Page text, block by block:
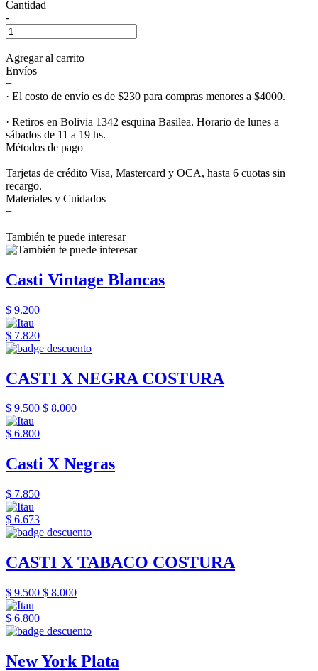
Cantidad
-
+
Agregar al carrito
Envíos
+
· El costo de envío es de $230 para compras menores a $4000.
· Retiros en Bolivia 1342 esquina Basilea. Horario de lunes a
sábados de 11 a 19 hs.
Métodos de pago
+
Tarjetas de crédito Visa, Mastercard y OCA, hasta 6 cuotas sin
recargo.
Materiales y Cuidados
+
También te puede interesar
Casti Vintage Blancas
$ 9.200
$ 7.820
CASTI X NEGRA COSTURA
$ 9.500 $ 8.000
$ 6.800
Casti X Negras
$ 7.850
$ 6.673
CASTI X TABACO COSTURA
$ 9.500 $ 8.000
$ 6.800
New York Plata